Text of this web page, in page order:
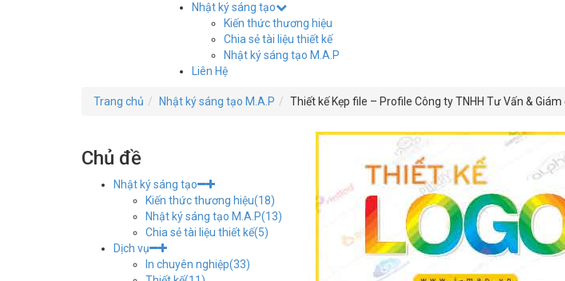
Hải
Phòng
Nhật ký sáng tạo
Kiến thức thương hiệu
Chia sẻ tài liệu thiết kế
Nhật ký sáng tạo M.A.P
Liên Hệ
Trang chủ Nhật ký sáng tạo M.A.P Thiết kế Kẹp file – Profile Công ty TNHH Tư Vấn &
Chủ đề
Nhật ký sáng tạo
Kiến thức thương hiệu(18)
Nhật ký sáng tạo M.A.P(13)
Chia sẻ tài liệu thiết kế(5)
Dịch vụ
In chuyên nghiệp(33)